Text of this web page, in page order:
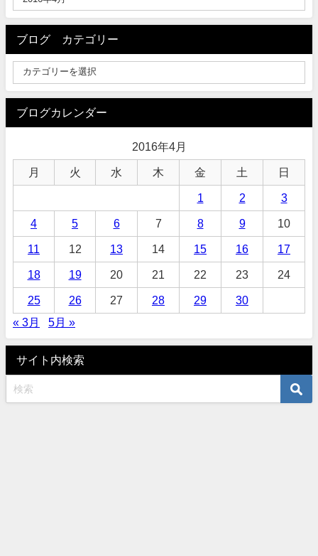
ブログ カテゴリー
ブログカレンダー
2016年4月
月 火 水 木 金 土 日
1 2 3
4 5 6 7 8 9 10
11 12 13 14 15 16 17
18 19 20 21 22 23 24
25 26 27 28 29
30
« 3月
5月 »
サイト内検索